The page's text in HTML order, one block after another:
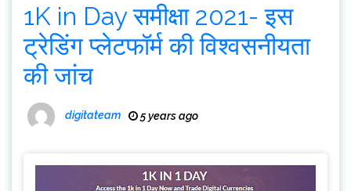
1K in Day समीक्षा 2021- इस
ट्रेडिंग प्लेटफॉर्म की विश्वसनीयता
की जांच
digitateam 5 years ago